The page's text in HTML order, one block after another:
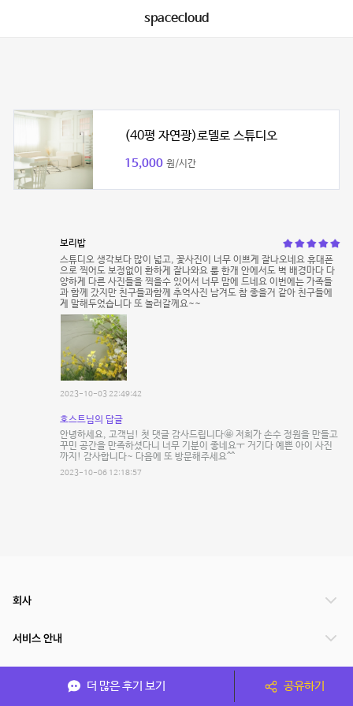
spacecloud
(40평 자연광)로델로 스튜디오
15,000 원/시간
보리밥
스튜디오 생각보다 많이 넓고, 꽃사진이 너무 이쁘게 잘나오네요 휴대폰
으로 찍어도 보정없이 환하게 잘나와요 룸 한개 안에서도 벽 배경마다 다
양하게 다른 사진들을 찍을수 있어서 너무 맘에 드네요 이번에는 가족들
과 함께 갔지만 친구들과함께 추억사진 남겨도 참 좋을거 같아 친구들에
게 말해두었습니다 또 놀러갈께요~~
2023-10-03 22:49:42
호스트님의 답글
안녕하세요, 고객님! 첫 댓글 감사드립니다🤩 저희가 손수 정원을 만들고
꾸민 공간을 만족하셨다니 너무 기분이 좋네요ㅜ 거기다 예쁜 아이 사진
까지! 감사합니다~ 다음에 또 방문해주세요^^
2023-10-06 12:18:57
더 많은 후기 보기 공유하기
회사
서비스 안내